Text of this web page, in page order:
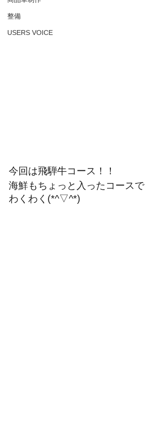
整備
USERS VOICE
今回は飛騨牛コース！！
海鮮もちょっと入ったコースで
わくわく(*^▽^*)